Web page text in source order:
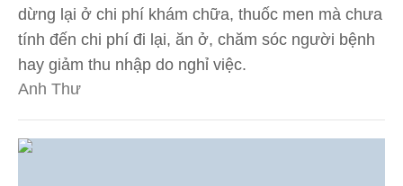
dừng lại ở chi phí khám chữa, thuốc men mà chưa
tính đến chi phí đi lại, ăn ở, chăm sóc người bệnh
hay giảm thu nhập do nghỉ việc.
Anh Thư